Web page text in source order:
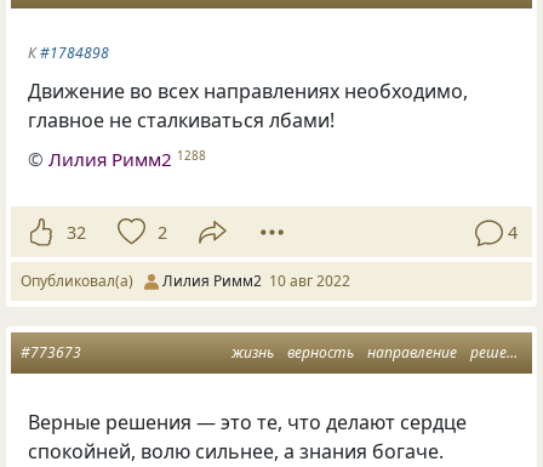
К#1784898
Движение во всех направлениях необходимо,
главное не сталкиваться лбами!
©Лилия Римм2 1288
32 2 4
Опубликовал(а) Лилия Римм2 10 авг 2022
жизнь верность направление решения
#773673
Верные решения — это те, что делают сердце
спокойней, волю сильнее, а знания богаче.